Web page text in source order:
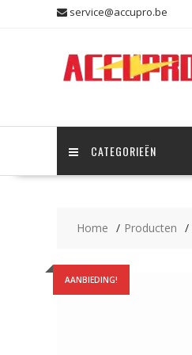
service@accupro.be
CATEGORIEËN
Home Producten
AANBIEDING!